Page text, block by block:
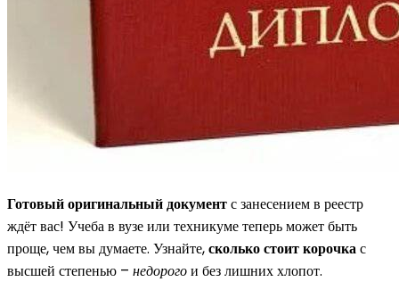
Готовый оригинальный документс занесением в реестр
ждёт вас! Учеба в вузе или техникуме теперь может быть
проще, чем вы думаете. Узнайте,сколько стоит корочкас
высшей степенью – недорогои без лишних хлопот.